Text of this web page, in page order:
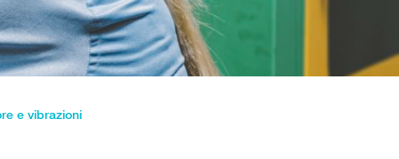
e vibrazioni